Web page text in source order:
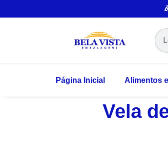
Página Inicial Alimentos
Vela